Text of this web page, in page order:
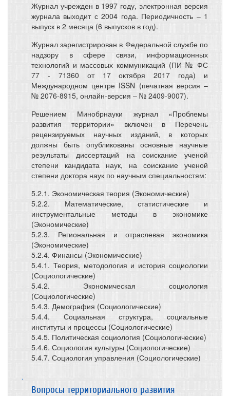
Журнал учрежден в 1997 году, электронная версия
журнала выходит с 2004 года. Периодичность – 1
выпуск в 2 месяца (6 выпусков в год).
Журнал зарегистрирован в Федеральной службе по
надзору в сфере связи, информационных
технологий и массовых коммуникаций (ПИ № ФС
77 - 71360 от 17 октября 2017 года) и
Международном центре ISSN (печатная версия –
№ 2076-8915, онлайн-версия – № 2409-9007).
Решением Минобрнауки журнал «Проблемы
развития территории» включен в Перечень
рецензируемых научных изданий, в которых
должны быть опубликованы основные научные
результаты диссертаций на соискание ученой
степени кандидата наук, на соискание ученой
степени доктора наук по научным специальностям:
5.2.1. Экономическая теория (Экономические)
5.2.2. Математические, статистические и
инструментальные методы в экономике
(Экономические)
5.2.3. Региональная и отраслевая экономика
(Экономические)
5.2.4. Финансы (Экономические)
5.4.1. Теория, методология и история социологии
(Социологические)
5.4.2. Экономическая социология
(Социологические)
5.4.3. Демография (Социологические)
5.4.4. Социальная структура, социальные
институты и процессы (Социологические)
5.4.5. Политическая социология (Социологические)
5.4.6. Социология культуры (Социологические)
5.4.7. Социология управления (Социологические)
Вопросы территориального развития